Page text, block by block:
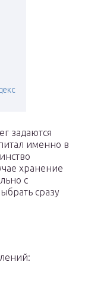
задаются
именно в
хранение
с
сразу